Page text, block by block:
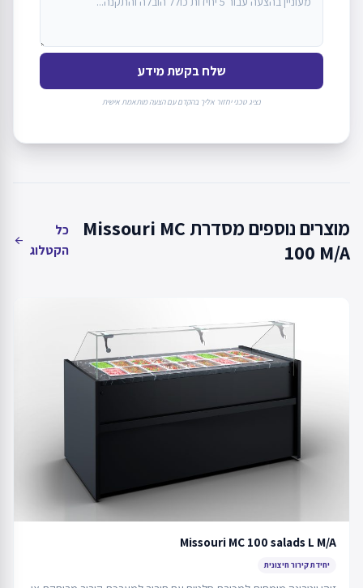
שלח בקשת מידע
נציג טכני יחזור אליך בהקדם עם הצעה מותאמת אישית
מוצרים נוספים מסדרת Missouri MC
100 M/A
כל
הקטלוג
arrow_back
Missouri MC 100 salads L M/A
יחידת קירור חיצונית